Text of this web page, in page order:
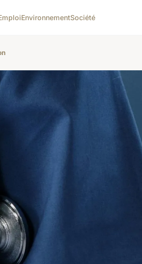
EnvironnementSociété